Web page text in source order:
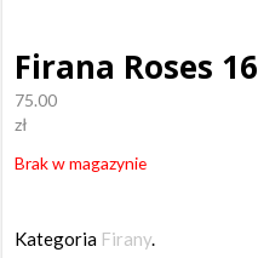
Firana Roses
75.00
zł
Brak w magazynie
Kategoria Firany.